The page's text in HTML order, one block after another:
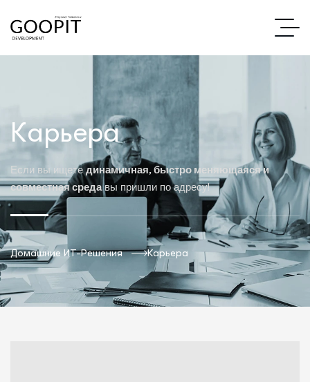
Карьера
Если вы ищете динамичная, быстро меняющаяся и
совместная средавы пришли по адресу!
Домашние ИТ-Решения Карьера